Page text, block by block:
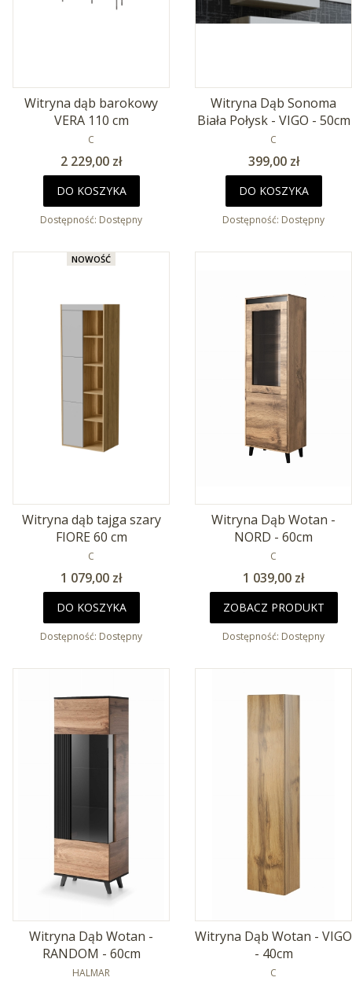
Witryna dąb barokowy
VERA 110 cm
PRODUCENT
C
Cena
2 229,00 zł
DO KOSZYKA
Dostępność: Dostępny
Witryna Dąb Sonoma
Biała Połysk - VIGO - 50cm
PRODUCENT
C
Cena
399,00 zł
DO KOSZYKA
Dostępność: Dostępny
NOWOŚĆ
Witryna dąb tajga szary
FIORE 60 cm
PRODUCENT
C
Cena
1 079,00 zł
DO KOSZYKA
Dostępność: Dostępny
Witryna Dąb Wotan -
NORD - 60cm
PRODUCENT
C
Cena
1 039,00 zł
ZOBACZ PRODUKT
Dostępność: Dostępny
Witryna Dąb Wotan -
RANDOM - 60cm
PRODUCENT
HALMAR
Witryna Dąb Wotan - VIGO
- 40cm
PRODUCENT
C